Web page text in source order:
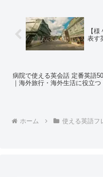
【
表す
病院で使える英会話 定番英語
｜海外旅行・海外生活に役立つ
ホーム 使える英語フ